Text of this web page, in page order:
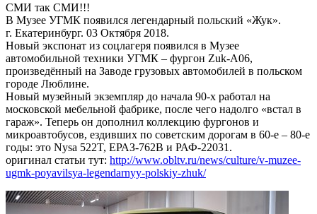
СМИ так СМИ!!!
В Музее УГМК появился легендарный польский «Жук».
г. Екатеринбург. 03 Октября 2018.
Новый экспонат из соцлагеря появился в Музее
автомобильной техники УГМК – фургон Zuk-A06,
произведённый на Заводе грузовых автомобилей в польском
городе Люблине.
Новый музейный экземпляр до начала 90-х работал на
московской мебельной фабрике, после чего надолго «встал в
гараж». Теперь он дополнил коллекцию фургонов и
микроавтобусов, ездивших по советским дорогам в 60-е – 80-е
годы: это Nysa 522T, ЕРАЗ-762В и РАФ-22031.
оригинал статьи тут: http://www.obltv.ru/news/culture/v-muzee-
ugmk-poyavilsya-legendarnyy-polskiy-zhuk/